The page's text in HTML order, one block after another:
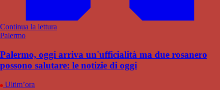
Continua la lettura
Palermo
Palermo, oggi arriva un'ufficialità ma due rosanero
possono salutare: le notizie di oggi
Ultim’ora